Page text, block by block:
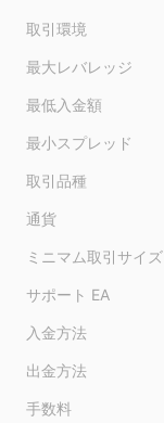
取引環境
最大レバレッジ
最低入金額
最小スプレッド
取引品種
通貨
ミニマム取引サイズ
サポート EA
入金方法
出金方法
手数料